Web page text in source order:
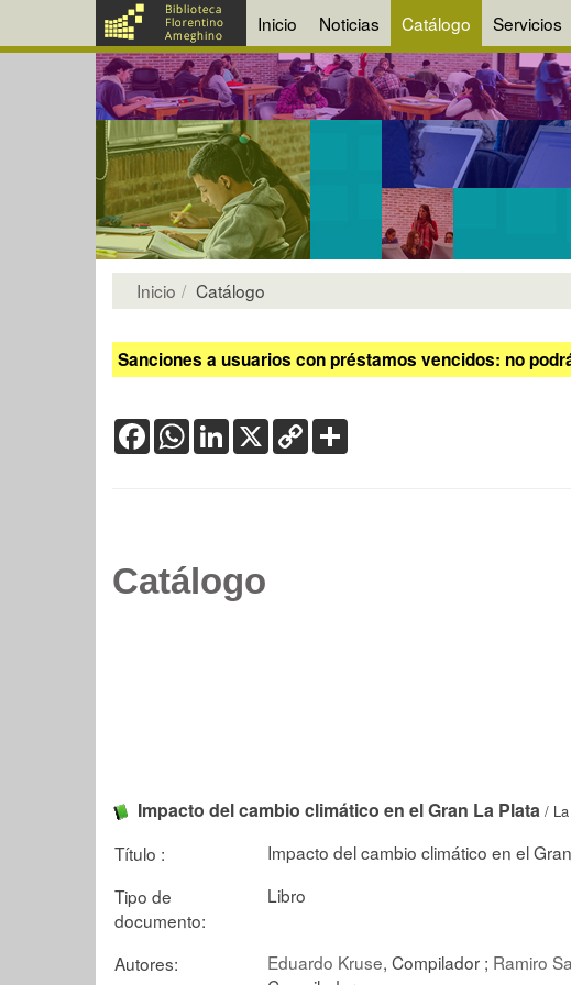
Inicio Noticias Catálogo Servicios
Inicio Catálogo
Sanciones a usuarios con préstamos vencidos: no
FacebookWhatsApp
LinkedIn
X Copy
Link
Catálogo
Impacto del cambio climático en el Gran La Plata /
Título :
Impacto del cambio climático en el
Tipo de
documento:
Libro
Autores: Eduardo Kruse, Compilador ; Ramiro